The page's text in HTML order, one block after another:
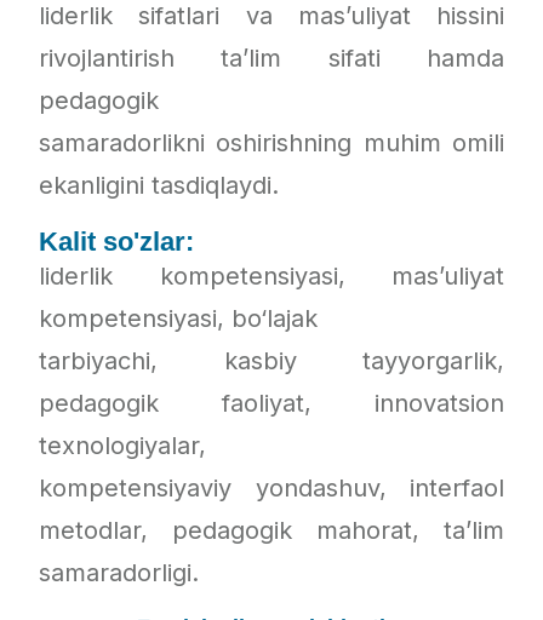
liderlik sifatlari va mas’uliyat hissini
rivojlantirish ta’lim sifati hamda
pedagogik
samaradorlikni oshirishning muhim omili
ekanligini tasdiqlaydi.
Kalit so'zlar:
liderlik kompetensiyasi, mas’uliyat
kompetensiyasi, bo‘lajak
tarbiyachi, kasbiy tayyorgarlik,
pedagogik faoliyat, innovatsion
texnologiyalar,
kompetensiyaviy yondashuv, interfaol
metodlar, pedagogik mahorat, ta’lim
samaradorligi.